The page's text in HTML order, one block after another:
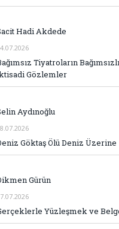
Hadi Akdede
Tiyatroların
Gözlemler
Aydınoğlu
Göktaş Ölü Deniz Üzerine
Gürün
Yüzleşmek ve